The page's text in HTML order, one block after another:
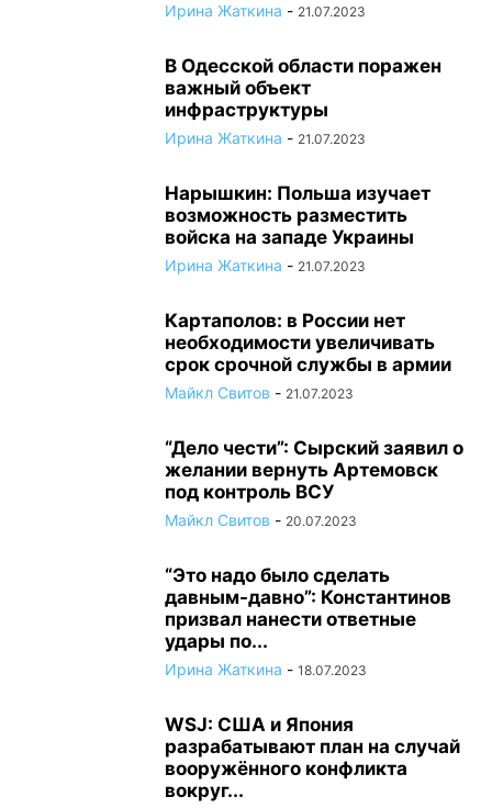
Ирина Жаткина - 21.07.2023
В Одесской области поражен
важный объект
инфраструктуры
Ирина Жаткина - 21.07.2023
Нарышкин: Польша изучает
возможность разместить
войска на западе Украины
Ирина Жаткина - 21.07.2023
Картаполов: в России нет
необходимости увеличивать
срок срочной службы в армии
Майкл Свитов - 21.07.2023
“Дело чести”: Сырский заявил о
желании вернуть Артемовск
под контроль ВСУ
Майкл Свитов - 20.07.2023
“Это надо было сделать
давным-давно”: Константинов
призвал нанести ответные
удары по...
Ирина Жаткина - 18.07.2023
WSJ: США и Япония
разрабатывают план на случай
вооружённого конфликта
вокруг...